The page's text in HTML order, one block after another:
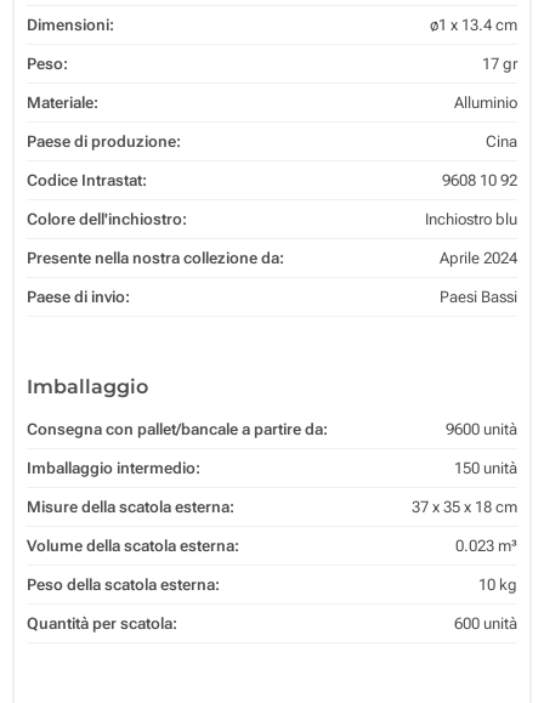
Dimensioni: ø1 x 13.4 cm
Peso: 17 gr
Materiale: Alluminio
Paese di produzione: Cina
Codice Intrastat: 9608 10 92
Colore dell'inchiostro: Inchiostro blu
Presente nella nostra collezione da: Aprile 2024
Paese di invio: Paesi Bassi
Imballaggio
Consegna con pallet/bancale a partire da: 9600 unità
Imballaggio intermedio: 150 unità
Misure della scatola esterna: 37 x 35 x 18 cm
Volume della scatola esterna: 0.023 m³
Peso della scatola esterna: 10 kg
Quantità per scatola: 600 unità